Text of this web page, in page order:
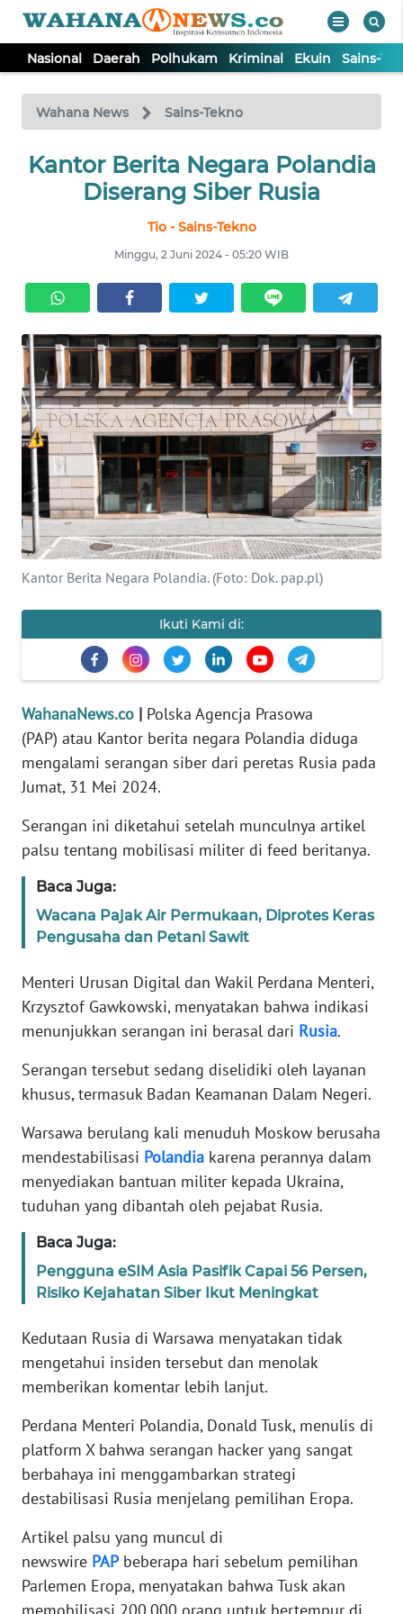
Nasional Daerah Polhukam Kriminal Ekuin Sains-
Wahana News Sains-Tekno
Kantor Berita Negara Polandia
Diserang Siber Rusia
Tio - Sains-Tekno
Minggu, 2 Juni 2024 - 05:20 WIB
Kantor Berita Negara Polandia. (Foto: Dok. pap.pl)
Ikuti Kami di:
WahanaNews.co | Polska Agencja Prasowa
(PAP) atau Kantor berita negara Polandia diduga
mengalami serangan siber dari peretas Rusia pada
Jumat, 31 Mei 2024.
Serangan ini diketahui setelah munculnya artikel
palsu tentang mobilisasi militer di feed beritanya.
Baca Juga:
Wacana Pajak Air Permukaan, Diprotes Keras
Pengusaha dan Petani Sawit
Menteri Urusan Digital dan Wakil Perdana Menteri,
Krzysztof Gawkowski, menyatakan bahwa indikasi
menunjukkan serangan ini berasal dari Rusia.
Serangan tersebut sedang diselidiki oleh layanan
khusus, termasuk Badan Keamanan Dalam Negeri.
Warsawa berulang kali menuduh Moskow berusaha
mendestabilisasi Polandia karena perannya dalam
menyediakan bantuan militer kepada Ukraina,
tuduhan yang dibantah oleh pejabat Rusia.
Baca Juga:
Pengguna eSIM Asia Pasifik Capai 56 Persen,
Risiko Kejahatan Siber Ikut Meningkat
Kedutaan Rusia di Warsawa menyatakan tidak
mengetahui insiden tersebut dan menolak
memberikan komentar lebih lanjut.
Perdana Menteri Polandia, Donald Tusk, menulis di
platform X bahwa serangan hacker yang sangat
berbahaya ini menggambarkan strategi
destabilisasi Rusia menjelang pemilihan Eropa.
Artikel palsu yang muncul di
newswire PAPbeberapa hari sebelum pemilihan
Parlemen Eropa, menyatakan bahwa Tusk akan
memobilisasi 200.000 orang untuk bertempur di
TV
Tutup
NASIONAL
KRIMINAL
EKUIN
SAINS-TEKNO
KESEHATAN
INTERNASIONAL
SERBA-SERBI
PENDIDIKAN
OLAHRAGA
OPINI
EDITORIAL
INDEKS
KONTAK
KAMI
INFO
IKLAN
KAMI
MEDIA
SIBER
REDAKSI
KARIR
DISCLAIMER
Wahana
News
Regional
WN
SUMUT
WN
WN
JABAR